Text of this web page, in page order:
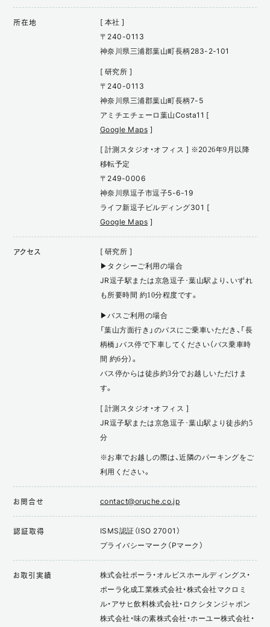
所在地
[ 本社 ]
〒240-0113
神奈川県三浦郡葉山町長柄283-2-101
[ 研究所 ]
〒240-0113
神奈川県三浦郡葉山町長柄7-5
アミチエチェーロ葉山Costa11 [
Google Maps ]
[ 計測スタジオ・オフィス ] ※2026年9月以降
移転予定
〒249-0006
神奈川県逗子市逗子5-6-19
ライフ新逗子ビルディング301 [
Google Maps ]
アクセス
[ 研究所 ]
▶タクシーご利用の場合
JR逗子駅または京急逗子･葉山駅より、いずれ
も所要時間 約10分程度です。
▶バスご利用の場合
「葉山方面行き」のバスにご乗車いただき、「長
柄橋」バス停で下車してください（バス乗車時
間 約6分）。
バス停からは徒歩約3分でお越しいただけま
す。
[ 計測スタジオ・オフィス ]
JR逗子駅または京急逗子･葉山駅より徒歩約5
分
※お車でお越しの際は、近隣のパーキングをご
利用ください。
お問合せ contact@oruche.co.jp
認証取得
ISMS認証（ISO 27001）
プライバシーマーク（Pマーク）
お取引実績
株式会社ポーラ・オルビスホールディングス・
ポーラ化成工業株式会社・株式会社マクロミ
ル・アサヒ飲料株式会社・ロクシタンジャポン
株式会社・味の素株式会社・ホーユー株式会社・